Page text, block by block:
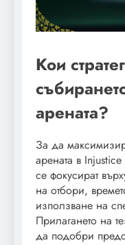
Кои
арената?
За да
арената в
се фокусират
на отбори,
използване на
Прилагането на
да подобри